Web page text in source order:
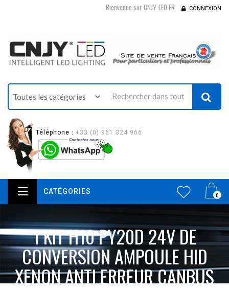
Bienvenue sur CNJY-LED.FR CONNEXION
Téléphone : +33 (0) 961 324 966
0
CATÉGORIES
1 KIT H10 PY20D 24V DE
CONVERSION AMPOULE HID
XENON ANTI ERREUR CANBUS